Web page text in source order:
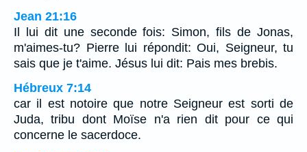
Jean 21:16
Il lui dit une seconde fois: Simon, fils de Jonas,
m'aimes-tu? Pierre lui répondit: Oui, Seigneur, tu
sais que je t'aime. Jésus lui dit: Pais mes brebis.
Hébreux 7:14
car il est notoire que notre Seigneur est sorti de
Juda, tribu dont Moïse n'a rien dit pour ce qui
concerne le sacerdoce.